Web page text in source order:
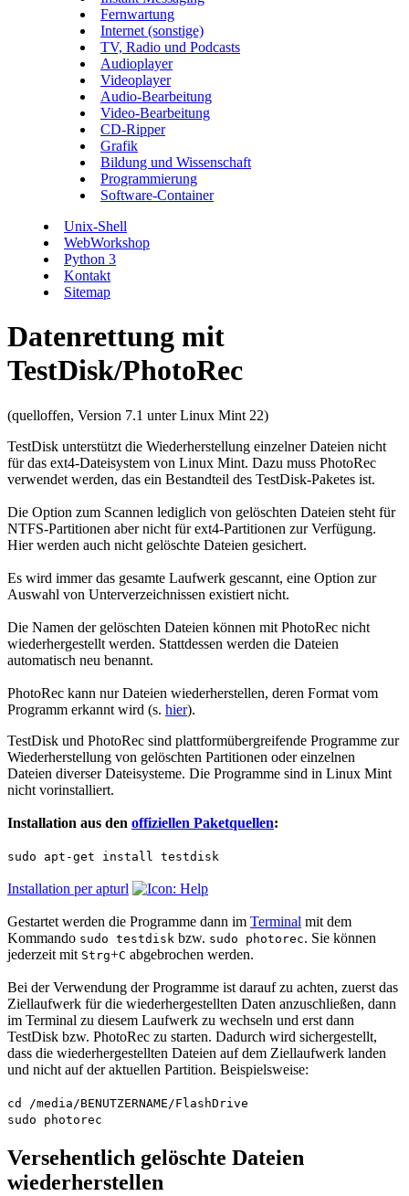
Fernwartung
Internet (sonstige)
TV, Radio und Podcasts
Audioplayer
Videoplayer
Audio-Bearbeitung
Video-Bearbeitung
CD-Ripper
Grafik
Bildung und Wissenschaft
Programmierung
Software-Container
Unix-Shell
WebWorkshop
Python 3
Kontakt
Sitemap
Datenrettung mit
TestDisk/PhotoRec
(quelloffen, Version 7.1 unter Linux Mint 22)
TestDisk unterstützt die Wiederherstellung einzelner Dateien nicht
für das ext4-Dateisystem von Linux Mint. Dazu muss PhotoRec
verwendet werden, das ein Bestandteil des TestDisk-Paketes ist.
Die Option zum Scannen lediglich von gelöschten Dateien steht für
NTFS-Partitionen aber nicht für ext4-Partitionen zur Verfügung.
Hier werden auch nicht gelöschte Dateien gesichert.
Es wird immer das gesamte Laufwerk gescannt, eine Option zur
Auswahl von Unterverzeichnissen existiert nicht.
Die Namen der gelöschten Dateien können mit PhotoRec nicht
wiederhergestellt werden. Stattdessen werden die Dateien
automatisch neu benannt.
PhotoRec kann nur Dateien wiederherstellen, deren Format vom
Programm erkannt wird (s. hier).
TestDisk und PhotoRec sind plattformübergreifende Programme zur
Wiederherstellung von gelöschten Partitionen oder einzelnen
Dateien diverser Dateisysteme. Die Programme sind in Linux Mint
nicht vorinstalliert.
Installation aus den offiziellen Paketquellen:
sudo apt-get install testdisk
Installation per apturl
Gestartet werden die Programme dann im Terminal mit dem
Kommando sudo testdisk bzw. sudo photorec. Sie können
jederzeit mit Strg+C abgebrochen werden.
Bei der Verwendung der Programme ist darauf zu achten, zuerst das
Ziellaufwerk für die wiederhergestellten Daten anzuschließen, dann
im Terminal zu diesem Laufwerk zu wechseln und erst dann
TestDisk bzw. PhotoRec zu starten. Dadurch wird sichergestellt,
dass die wiederhergestellten Dateien auf dem Ziellaufwerk landen
und nicht auf der aktuellen Partition. Beispielsweise:
cd /media/BENUTZERNAME/FlashDrive
sudo photorec
Versehentlich gelöschte Dateien
wiederherstellen